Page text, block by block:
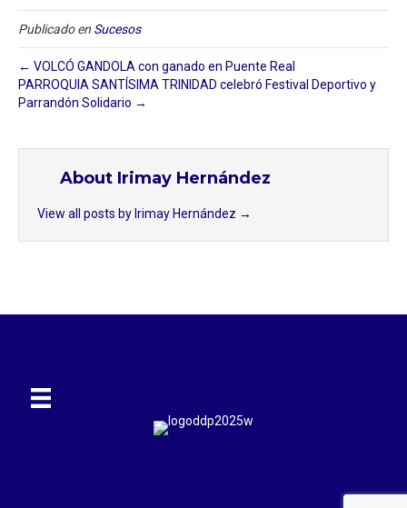
Publicado en Sucesos
← VOLCÓ GANDOLA con ganado en Puente Real
PARROQUIA SANTÍSIMA TRINIDAD celebró Festival Deportivo y
Parrandón Solidario →
About Irimay Hernández
View all posts by Irimay Hernández →